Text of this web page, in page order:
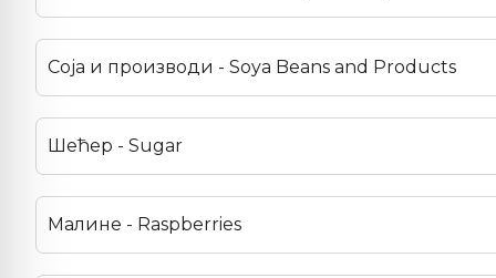
Соја и производи - Soya Beans and Products
Шећер - Sugar
Малине - Raspberries